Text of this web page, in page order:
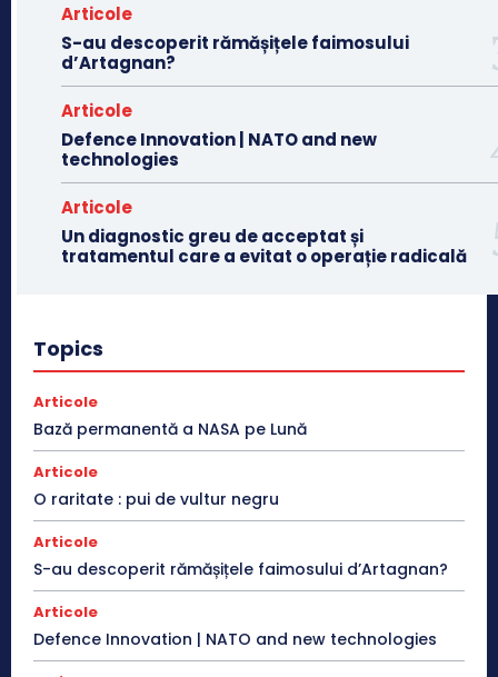
Articole
S-au descoperit rămășițele faimosului
d’Artagnan?
Articole
Defence Innovation | NATO and new
technologies
Articole
Un diagnostic greu de acceptat și
tratamentul care a evitat o operație radicală
Topics
Articole
Bază permanentă a NASA pe Lună
Articole
O raritate : pui de vultur negru
Articole
S-au descoperit rămășițele faimosului d’Artagnan?
Articole
Defence Innovation | NATO and new technologies